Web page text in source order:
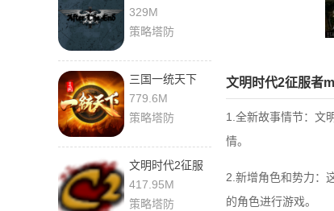
终末模组 0.1 安
卓版
329M
策略塔防
三国一统天下
18.5.0 最新版
779.6M
策略塔防
文明时代2征服
者mod 2.1 单机
版
417.95M
策略塔防
文明时代2征服者
1.全新故事情节：文
情。
2.新增角色和势力：
的角色进行游戏。